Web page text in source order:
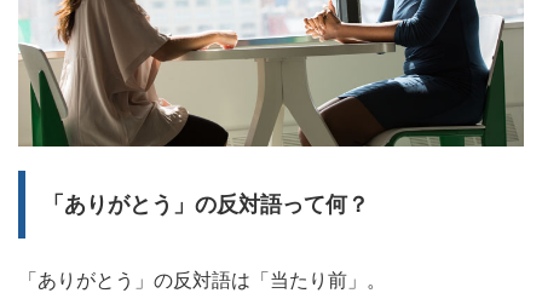
「ありがとう」の反対語って何？
「ありがとう」の反対語は「当たり前」。